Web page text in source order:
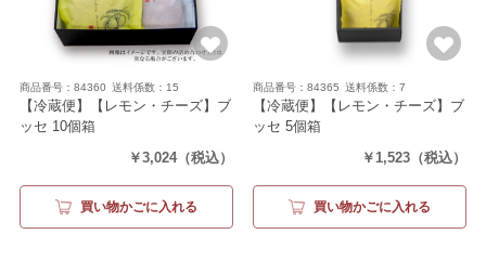
商品番号：84360 送料係数：15
【冷蔵便】【レモン・チーズ】ブ
ッセ 10個箱
（レモン5個・チーズ5個）
￥3,024（税込）
買い物かごに入れる
商品番号：84365 送料係数：7
【冷蔵便】【レモン・チーズ】ブ
ッセ 5個箱
（レモン3個・チーズ2個）
￥1,523 （税込）
買い物かごに入れる